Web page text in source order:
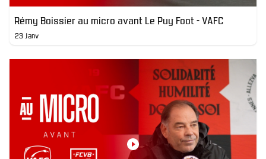
Rémy Boissier au micro avant Le Puy Foot - VAFC
23 Janv